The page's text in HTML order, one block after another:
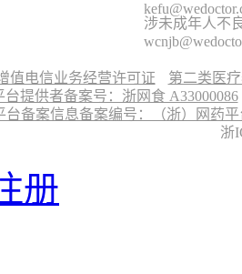
涉未成年人不
值电信业务经营许可证
第二类医
台提供者备案号：浙网食 A33000086
备案信息备案编号：（浙）网药平
浙
册